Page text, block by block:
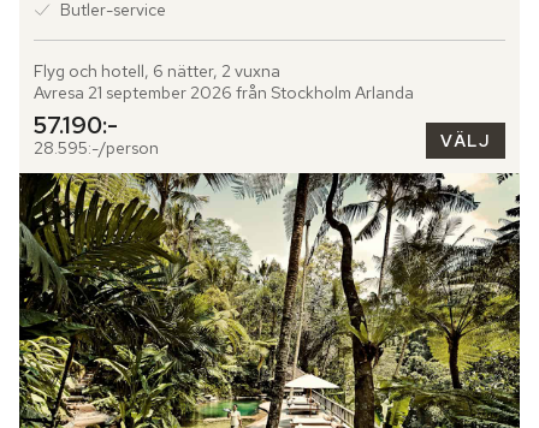
Butler-service
Flyg och hotell, 6 nätter, 2 vuxna
Avresa 21 september 2026 från Stockholm Arlanda
57.190:-
28.595:-/person VÄLJ